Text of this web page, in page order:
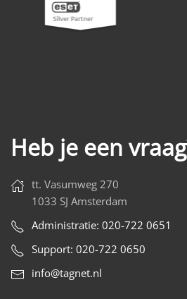
Heb je een
tt. Vasumweg 270
1033 SJ Amsterdam
Administratie: 020-722 0651
Support: 020-722 0650
info@tagnet.nl